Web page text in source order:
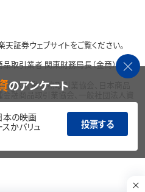
証券ウェブサイトをご覧ください。
取引業者 関東財務局長（金商）第195
法人金融先物取引業協会、日本商品
融商品取引業協会、一般社団法人資
All
のアンケート
本の映画
かバリュ
投票する